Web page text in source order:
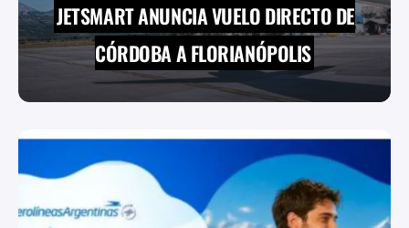
JETSMART ANUNCIA VUELO DIRECTO DE
CÓRDOBA A FLORIANÓPOLIS